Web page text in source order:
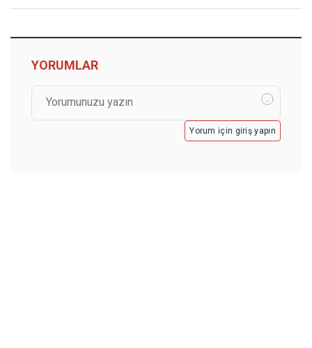
YORUMLAR
Yorum için giriş yapın